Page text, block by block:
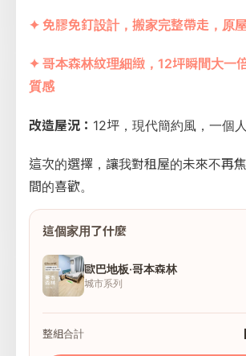
✦ 免膠免釘設計，搬家完整帶走，原
✦ 哥本森林紋理細緻，12坪瞬間大一
質感
改造屋況： 12坪，現代簡約風，一個
這次的選擇，讓我對租屋的未來不再
間的喜歡。
這個家用了什麼
歐巴地板·哥本森林
城市系列
整組合計